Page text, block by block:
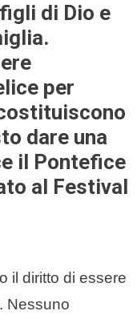
di Dio e
per
dare una
il Pontefice
al Festival
il diritto di essere
Nessuno